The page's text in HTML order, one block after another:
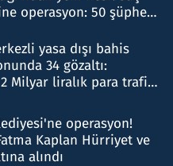
operasyon: 50 şüpheli
yasa dışı bahis
34 gözaltı:
2 Milyar liralık para trafiği
operasyon!
Kaplan Hürriyet ve
alındı